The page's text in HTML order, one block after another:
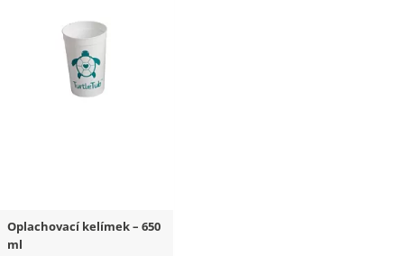
Oplachovací kelímek – 650
ml